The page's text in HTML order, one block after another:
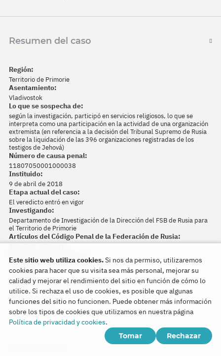
Resumen del caso
Región:
Territorio de Primorie
Asentamiento:
Vladivostok
Lo que se sospecha de:
según la investigación, participó en servicios religiosos, lo que se
interpreta como una participación en la actividad de una organización
extremista (en referencia a la decisión del Tribunal Supremo de Rusia
sobre la liquidación de las 396 organizaciones registradas de los
testigos de Jehová)
Número de causa penal:
11807050001000038
Instituido:
9 de abril de 2018
Etapa actual del caso:
El veredicto entró en vigor
Investigando:
Departamento de Investigación de la Dirección del FSB de Rusia para
el Territorio de Primorie
Artículos del Código Penal de la Federación de Rusia:
1-14/2022 (1-136/2021; 1-414/2019)
Tribunal:
Leninskiy District Court of Vladivostok
Juez:
Maksim Anufriyev
Este sitio web utiliza cookies.Si nos da permiso, utilizaremos
cookies para hacer que su visita sea más personal, mejorar su
calidad y mejorar el rendimiento del sitio en función de cómo lo
utilice. Si rechaza el uso de cookies, es posible que algunas
funciones del sitio no funcionen. Puede obtener más información
sobre los tipos de cookies que utilizamos en nuestra página
Política de privacidad y cookies.
Tomar
Rechazar